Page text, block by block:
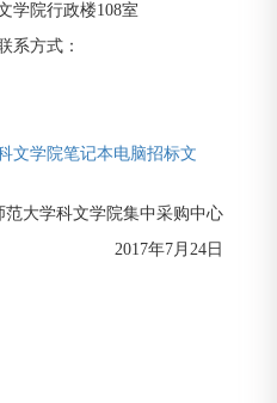
学院行政楼108室
系方式：
文学院笔记本电脑招标文
范大学科文学院集中采购中心
2017年7月24日